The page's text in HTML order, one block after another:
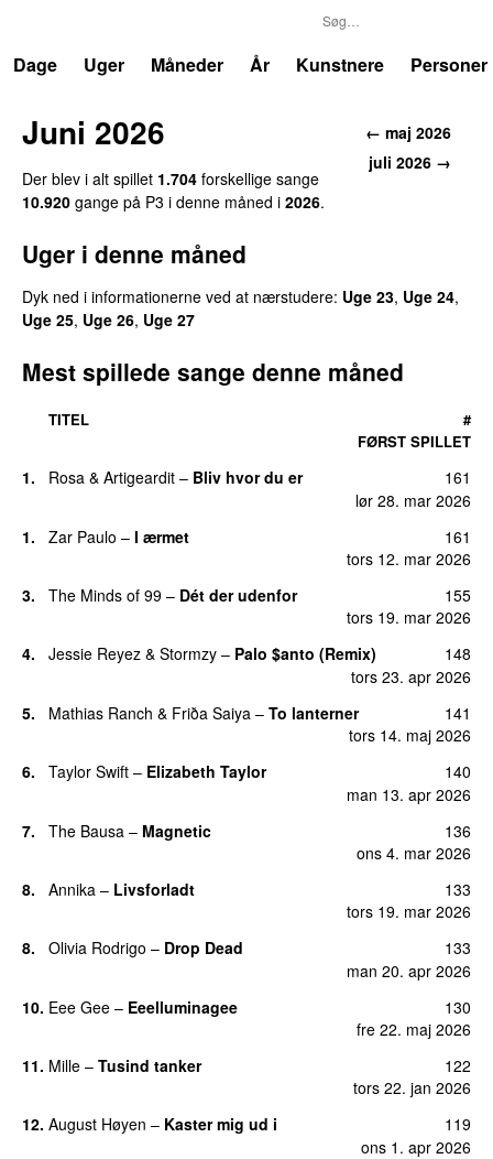
Dage
Uger Måneder År Kunstnere Personer
← maj 2026
juli 2026 →
Juni 2026
Der blev i alt spillet 1.704 forskellige sange
10.920 gange på P3 i denne måned i 2026.
Uger i denne måned
Dyk ned i informationerne ved at nærstudere: Uge 23, Uge 24,
Uge 25, Uge 26, Uge 27
Mest spillede sange denne måned
TITEL
FØRST SPILLET
#
1. Rosa & Artigeardit – Bliv hvor du er
lør 28. mar 2026
161
1. Zar Paulo – I ærmet
tors 12. mar 2026
161
3. The Minds of 99 – Dét der udenfor
tors 19. mar 2026
155
4. Jessie Reyez & Stormzy – Palo $anto (Remix)
tors 23. apr 2026
148
5. Mathias Ranch & Friða Saiya – To lanterner
tors 14. maj 2026
141
6. Taylor Swift – Elizabeth Taylor
man 13. apr 2026
140
7. The Bausa – Magnetic
ons 4. mar 2026
136
8. Annika – Livsforladt
tors 19. mar 2026
133
8. Olivia Rodrigo – Drop Dead
man 20. apr 2026
133
10. Eee Gee – Eeelluminagee
fre 22. maj 2026
130
11. Mille – Tusind tanker
tors 22. jan 2026
122
12. August Høyen – Kaster mig ud i
ons 1. apr 2026
119